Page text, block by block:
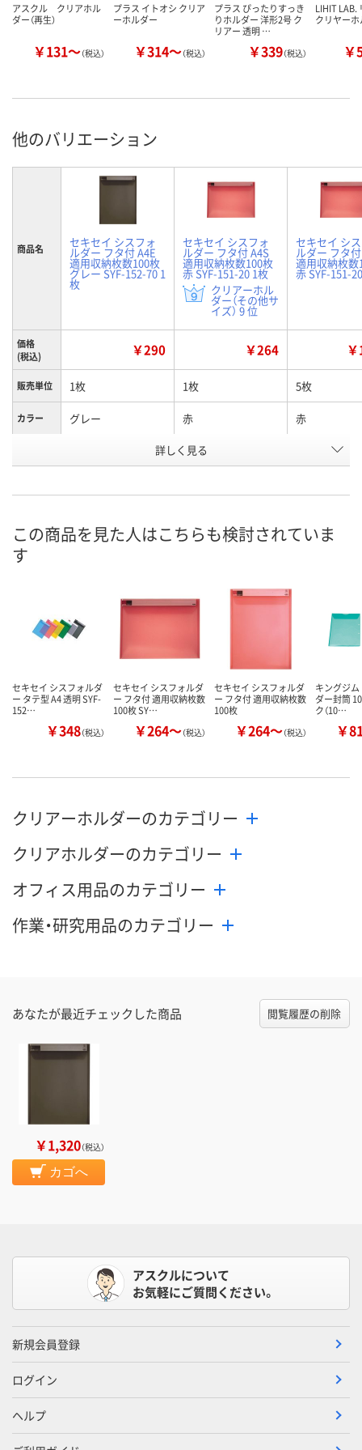
アスクル クリアホル
ダー（再生）
￥131～（税込）
プラス イトオシ クリア
ーホルダー
￥314～（税込）
プラス ぴったりすっき
りホルダー 洋形2号 ク
リアー 透明 …
￥339（税込）
LIHIT LAB.
クリヤー
￥
他のバリエーション
商品名 セキセイ シスフォ
ルダー フタ付 A4E
適用収納枚数100枚
グレー SYF-152-70 1
枚
セキセイ シスフォ
ルダー フタ付 A4S
適用収納枚数100枚
赤 SYF-151-20 1枚
クリアーホル
ダー（その他サ
イズ） 9 位
セキセイ シ
ルダー フタ
適用収納枚数
赤 SYF-151-
価格
(税込)
￥290 ￥264
販売単位 1枚 1枚 5枚
カラー グレー 赤 赤
KU79383 AA42739
カゴへ カゴへ
詳しく見る
この商品を見た人はこちらも検討されていま
す
セキセイ シスフォルダ
ー タテ型 A4 透明 SYF-
152…
￥348（税込）
セキセイ シスフォルダ
ー フタ付 適用収納枚数
100枚 SY…
￥264～（税込）
セキセイ シスフォルダ
ー フタ付 適用収納枚数
100枚
￥264～（税込）
キングジ
ダー封筒
ク（10…
￥
クリアーホルダーのカテゴリー
クリアホルダーのカテゴリー
オフィス用品のカテゴリー
作業・研究用品のカテゴリー
あなたが最近チェックした商品 閲覧履歴の削除
￥1,320（税込）
カゴへ
アスクルについて
お気軽にご質問ください。
新規会員登録
ログイン
ヘルプ